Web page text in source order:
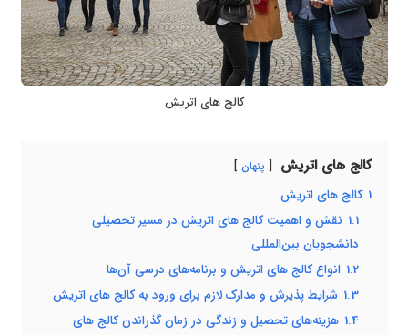
کالج‌ های اتریش
کالج‌ های اتریش پنهان
1 کالج‌ های اتریش
1.1 نقش و اهمیت کالج‌ های اتریش در مسیر تحصیلی
دانشجویان بین‌المللی
1.2 انواع کالج‌ های اتریش و برنامه‌های درسی آن‌ها
1.3 شرایط پذیرش و مدارک لازم برای ورود به کالج‌ های اتریش
1.4 هزینه‌های تحصیل و زندگی در زمان گذراندن کالج‌ های